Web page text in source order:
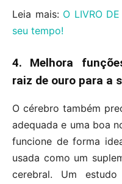
Leia mais: O LIVRO
seu tempo!
4. Melhora
raiz de ouro para a
O cérebro também
adequada e uma boa
funcione de forma
usada como um
cerebral. Um